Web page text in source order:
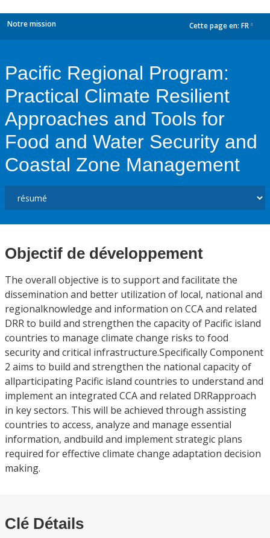
Notre mission Cette page en: FR
Pacific Regional Program:
Practical Climate Resilient
Approaches and Tools for
Food and Water Security and
Coastal Zone Management
Objectif de développement
The overall objective is to support and facilitate the
dissemination and better utilization of local, national and
regionalknowledge and information on CCA and related
DRR to build and strengthen the capacity of Pacific island
countries to manage climate change risks to food
security and critical infrastructure.Specifically Component
2 aims to build and strengthen the national capacity of
allparticipating Pacific island countries to understand and
implement an integrated CCA and related DRRapproach
in key sectors. This will be achieved through assisting
countries to access, analyze and manage essential
information, andbuild and implement strategic plans
required for effective climate change adaptation decision
making.
Clé Détails